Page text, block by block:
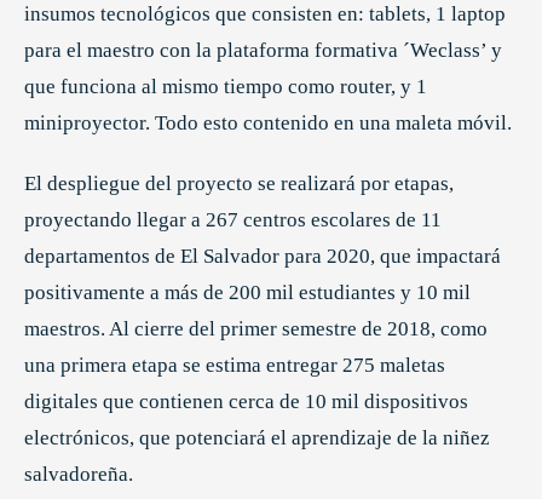
insumos tecnológicos que consisten en: tablets, 1 laptop
para el maestro con la plataforma formativa ´Weclass’ y
que funciona al mismo tiempo como router, y 1
miniproyector. Todo esto contenido en una maleta móvil.
El despliegue del proyecto se realizará por etapas,
proyectando llegar a 267 centros escolares de 11
departamentos de El Salvador para 2020, que impactará
positivamente a más de 200 mil estudiantes y 10 mil
maestros. Al cierre del primer semestre de 2018, como
una primera etapa se estima entregar 275 maletas
digitales que contienen cerca de 10 mil dispositivos
electrónicos, que potenciará el aprendizaje de la niñez
salvadoreña.